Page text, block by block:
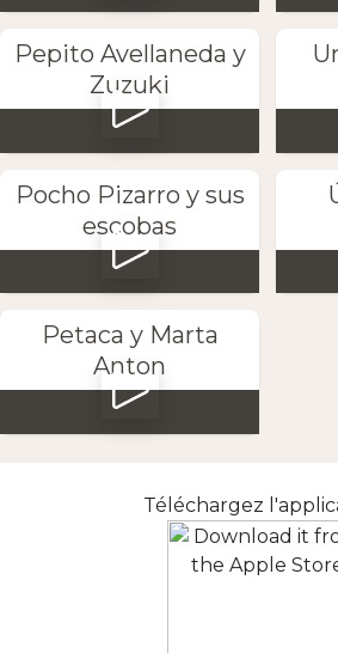
Pepito Avellaneda y
Zuzuki
Pocho Pizarro y sus
escobas
Petaca y Marta
Anton
Téléchargez